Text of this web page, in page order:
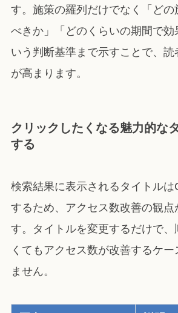
す。施策の羅列だけでなく「どの
べきか」「どのくらいの期間で効
いう判断基準まで示すことで、読
が高まります。
クリックしたくなる魅力的な
する
検索結果に表示されるタイトル
するため、アクセス数改善の観点
す。タイトルを変更するだけで、
くてもアクセス数が改善するケー
ません。